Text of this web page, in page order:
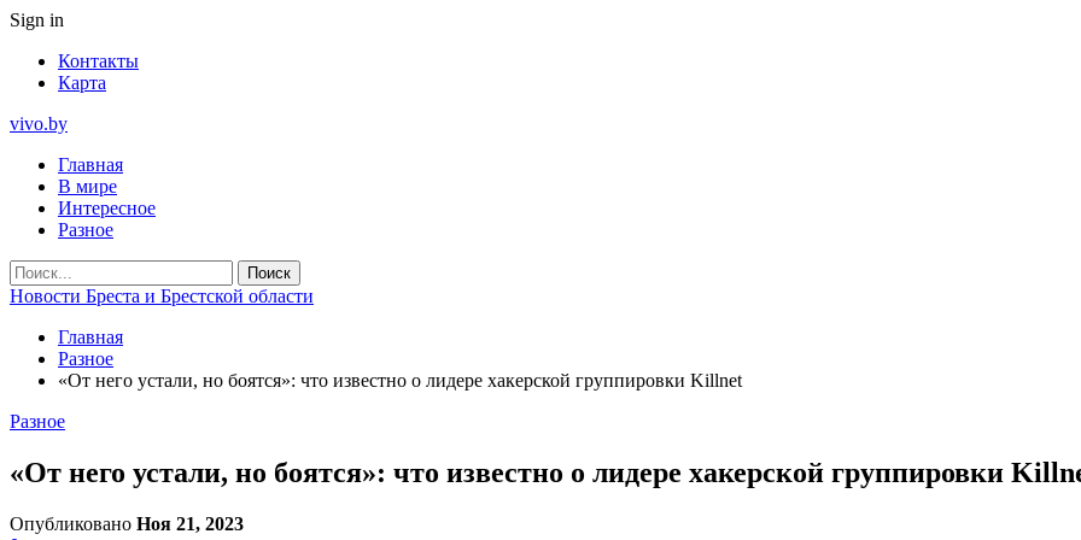
Sign in
Контакты
Карта
vivo.by
Главная
В мире
Интересное
Разное
Новости Бреста и Брестской области
Главная
Разное
«От него устали, но боятся»: что известно о лидере хакерской группировки Killnet
Разное
«От него устали, но боятся»: что известно о лидере хакерской группировки
Опубликовано Ноя 21, 2023